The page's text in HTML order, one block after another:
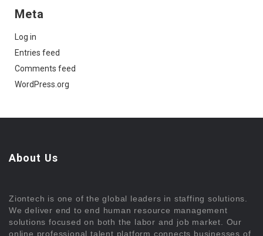
Meta
Log in
Entries feed
Comments feed
WordPress.org
About Us
Ziontech is one of the global leaders in staffing solutions.
We deliver end to end human resource management
solutions focused on both the labor and job market. Our
online professional talent platform connects businesses of